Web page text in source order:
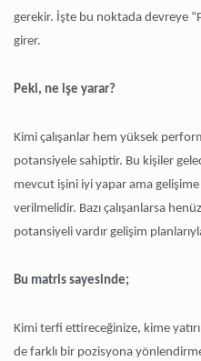
gerekir. İşte bu noktada devreye
girer.
Peki, ne işe yarar?
Kimi çalışanlar hem yüksek
potansiyele sahiptir. Bu kişiler
mevcut işini iyi yapar ama
verilmelidir. Bazı çalışanlarsa
potansiyeli vardır gelişim
Bu matris sayesinde;
Kimi terfi ettireceğinize, kime
de farklı bir pozisyona